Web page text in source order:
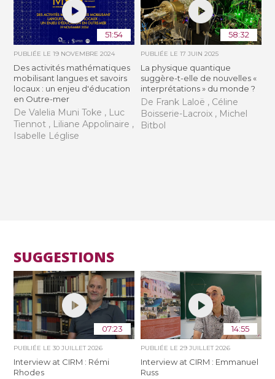
51:54
PUBLIÉE LE19 NOVEMBRE 2024
Des activités mathématiques
mobilisant langues et savoirs
locaux : un enjeu d'éducation
en Outre-mer
De Valelia Muni Toke , Luc
Tiennot , Liliane Appolinaire ,
Isabelle Léglise
58:32
PUBLIÉE LE 17 JUIN 2025
La physique quantique
suggère-t-elle de nouvelles «
interprétations » du monde ?
De Frank Laloë , Céline
Boisserie-Lacroix , Michel
Bitbol
SUGGESTIONS
07:23
PUBLIÉE LE30 JUILLET 2026
Interview at CIRM : Rémi
Rhodes
14:55
PUBLIÉE LE 29 JUILLET 2026
Interview at CIRM : Emmanuel
Russ